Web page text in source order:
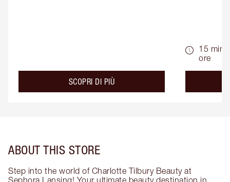
SCOPRI DI PIÙabout the
15 min
ore
ABOUT THIS STORE
Step into the world of Charlotte Tilbury Beauty at